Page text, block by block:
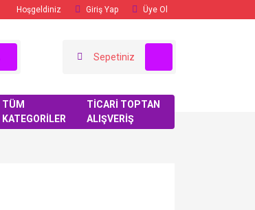
Hoşgeldiniz Giriş Yap Üye Ol
Sepetiniz
TÜM
KATEGORİLER
TİCARİ TOPTAN
ALIŞVERİŞ